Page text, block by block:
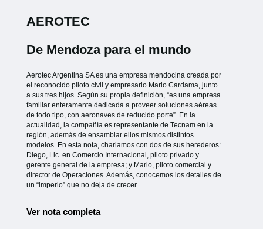
AEROTEC
De Mendoza para el mundo
Aerotec Argentina SA es una empresa mendocina creada por
el reconocido piloto civil y empresario Mario Cardama, junto
a sus tres hijos. Según su propia definición, “es una empresa
familiar enteramente dedicada a proveer soluciones aéreas
de todo tipo, con aeronaves de reducido porte”. En la
actualidad, la compañía es representante de Tecnam en la
región, además de ensamblar ellos mismos distintos
modelos. En esta nota, charlamos con dos de sus herederos:
Diego, Lic. en Comercio Internacional, piloto privado y
gerente general de la empresa; y Mario, piloto comercial y
director de Operaciones. Además, conocemos los detalles de
un “imperio” que no deja de crecer.
Ver nota completa